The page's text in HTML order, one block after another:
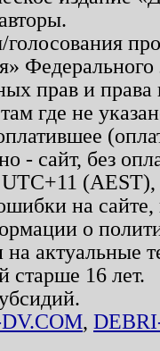
прав и
где не
- сайт, без
на
о
на актуальные
старше 16 лет.
,